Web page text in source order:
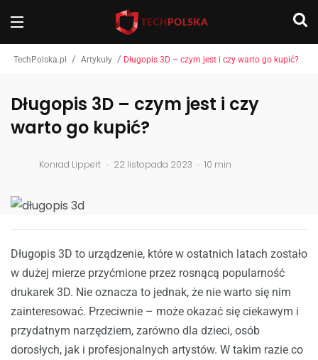
TechPolska.pl / Artykuły / Długopis 3D – czym jest i czy warto go kupić?
Długopis 3D – czym jest i czy
warto go kupić?
Konrad Lippert . 22 listopada 2023 . 10 min
Długopis 3D to urządzenie, które w ostatnich latach zostało
w dużej mierze przyćmione przez rosnącą popularność
drukarek 3D. Nie oznacza to jednak, że nie warto się nim
zainteresować. Przeciwnie – może okazać się ciekawym i
przydatnym narzędziem, zarówno dla dzieci, osób
dorosłych, jak i profesjonalnych artystów. W takim razie co